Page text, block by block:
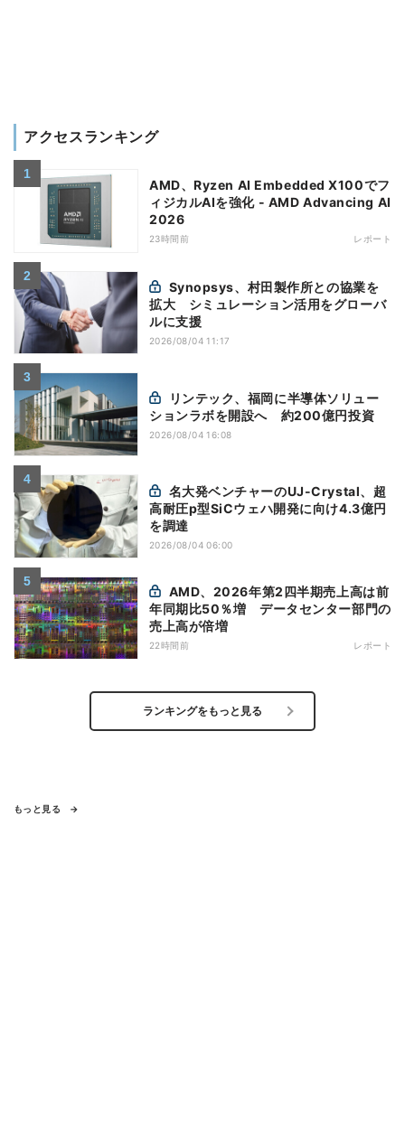
アクセスランキング
AMD、Ryzen AI Embedded X100でフ
ィジカルAIを強化 - AMD Advancing AI
2026
23時間前 レポート
拡大 シミュレーション活用をグローバ
ルに支援
2026/08/04 11:17
ションラボを開設へ 約200億円投資
2026/08/04 16:08
高耐圧p型SiCウェハ開発に向け4.3億円
を調達
2026/08/04 06:00
年同期比50％増 データセンター部門の
売上高が倍増
22時間前 レポート
ランキングをもっと見る
もっと見る